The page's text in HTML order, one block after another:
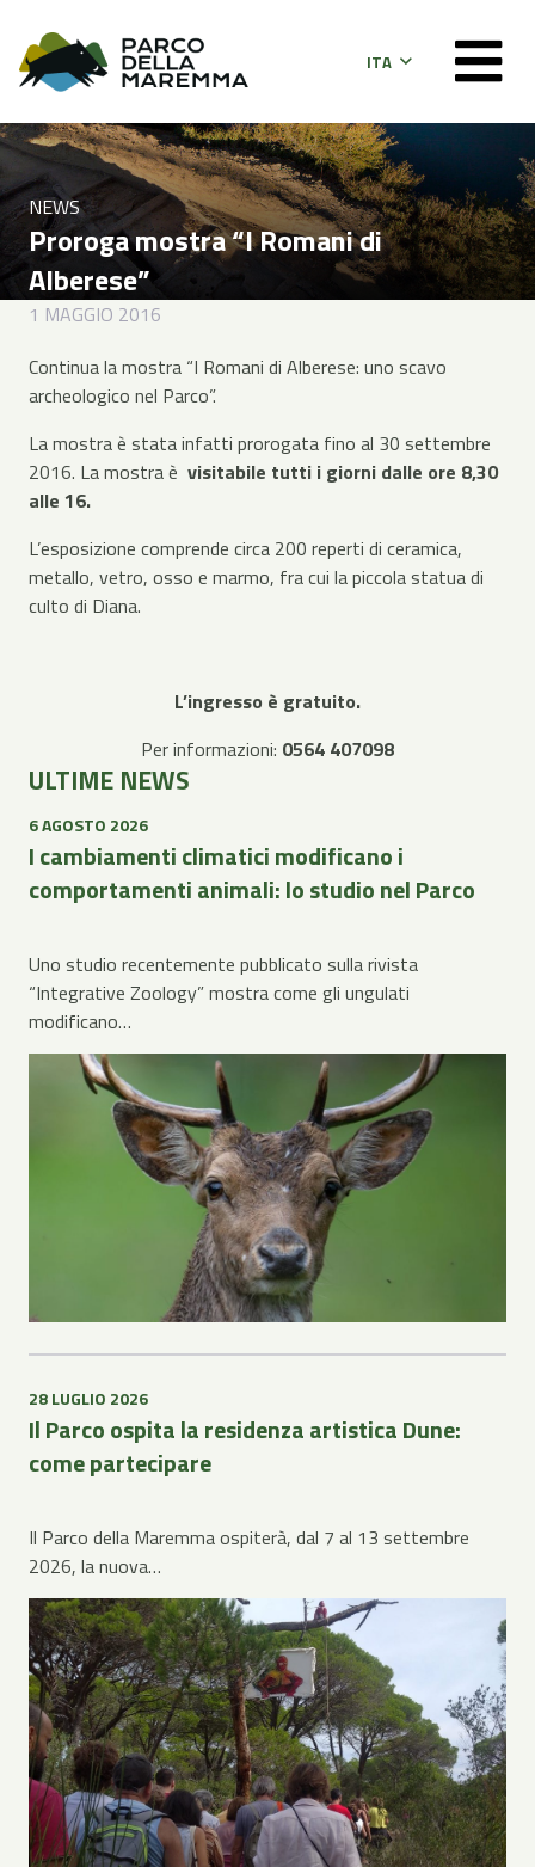
ITA
NEWS
Proroga mostra “I Romani di
Alberese”
1 MAGGIO 2016
Continua la mostra “I Romani di Alberese: uno scavo
archeologico nel Parco”.
La mostra è stata infatti prorogata fino al 30 settembre
2016. La mostra è visitabile tutti i giorni dalle ore 8,30
alle 16.
L’esposizione comprende circa 200 reperti di ceramica,
metallo, vetro, osso e marmo, fra cui la piccola statua di
culto di Diana.
L’ingresso è gratuito.
Per informazioni: 0564 407098
ULTIME NEWS
6 AGOSTO 2026
I cambiamenti climatici modificano i
comportamenti animali: lo studio nel Parco
Uno studio recentemente pubblicato sulla rivista
“Integrative Zoology” mostra come gli ungulati
modificano…
28 LUGLIO 2026
Il Parco ospita la residenza artistica Dune:
come partecipare
Il Parco della Maremma ospiterà, dal 7 al 13 settembre
2026, la nuova…